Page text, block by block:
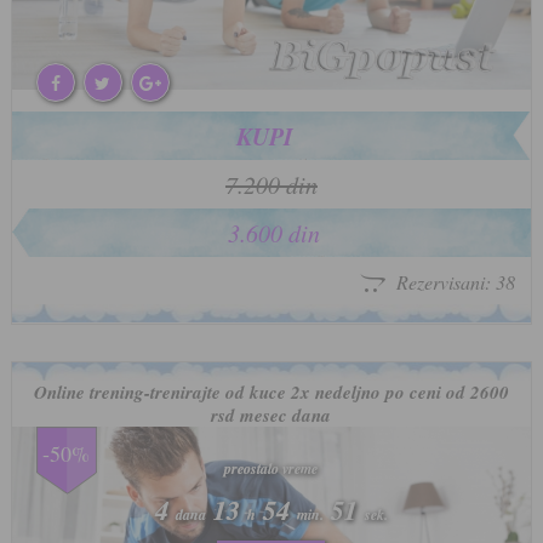
KUPI
7.200 din
3.600 din
Rezervisani: 38
Online trening-trenirajte od kuce 2x nedeljno po ceni od 2600
rsd mesec dana
-50%
preostalo vreme
4dana 13h 54min. 48 sek.
preostalo vreme
4dana 13h 54min. 48 sek.